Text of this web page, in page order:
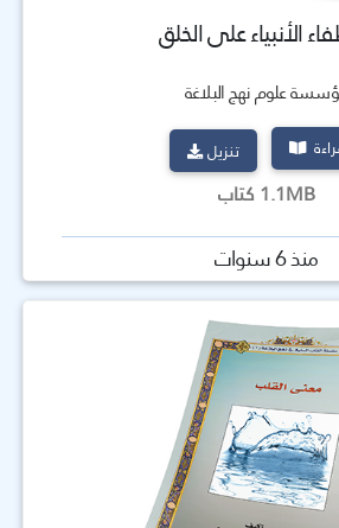
الأنبياء على الخلق
علوم نهج البلاغة
تنزيل
1.1MB كتاب
منذ 6 سنوات